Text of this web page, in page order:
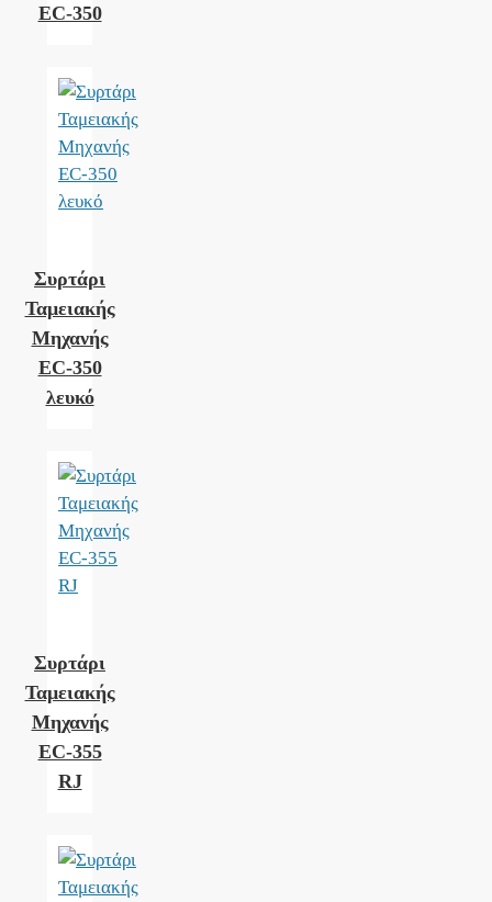
EC-350
Συρτάρι
Ταμειακής
Μηχανής
EC-350
λευκό
Συρτάρι
Ταμειακής
Μηχανής
EC-355
RJ